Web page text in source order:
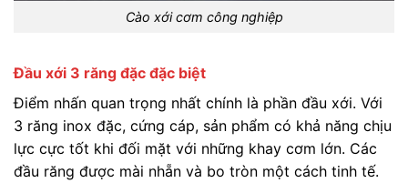
Cào xới cơm công nghiệp
Đầu xới 3 răng đặc đặc biệt
Điểm nhấn quan trọng nhất chính là phần đầu xới. Với
3 răng inox đặc, cứng cáp, sản phẩm có khả năng chịu
lực cực tốt khi đối mặt với những khay cơm lớn. Các
đầu răng được mài nhẵn và bo tròn một cách tinh tế.